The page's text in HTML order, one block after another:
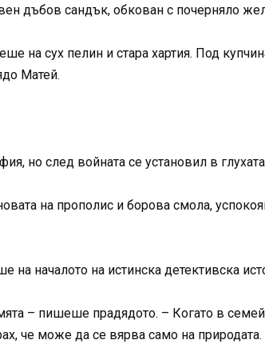
дъбов сандък, обкован с почерняло
на сух пелин и стара хартия. Под
Матей.
но след войната се установил в
на прополис и борова смола,
на началото на истинска детективска
– пишеше прадядото. – Когато в
че може да се вярва само на природата.